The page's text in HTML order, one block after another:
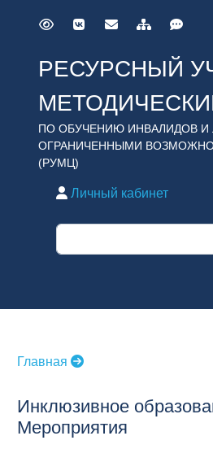
РЕСУРСНЫЙ
ПО ОБУЧЕНИЮ ИНВАЛИДОВ И
ОГРАНИЧЕННЫМИ
(РУМЦ)
Личный кабинет
Главная
Инклюзивное
Мероприятия